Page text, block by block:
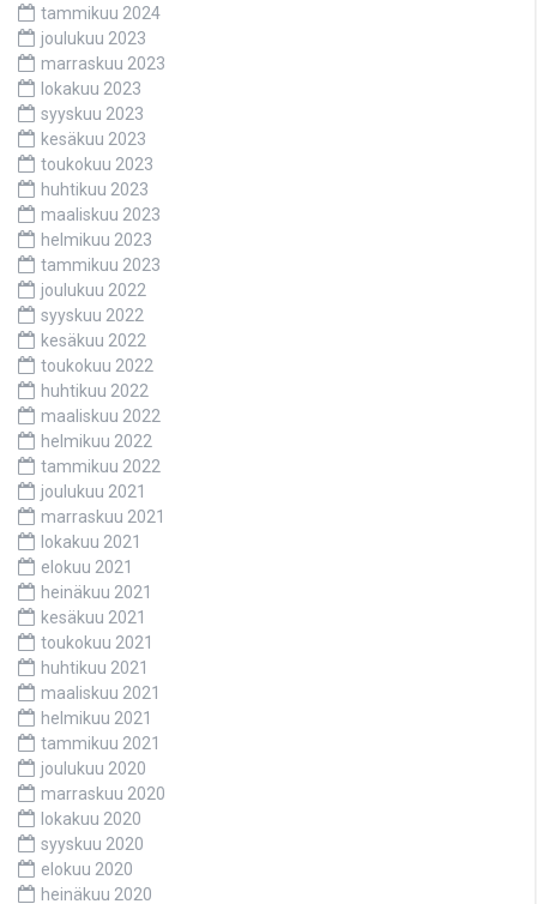
tammikuu 2024
joulukuu 2023
marraskuu 2023
lokakuu 2023
syyskuu 2023
kesäkuu 2023
toukokuu 2023
huhtikuu 2023
maaliskuu 2023
helmikuu 2023
tammikuu 2023
joulukuu 2022
syyskuu 2022
kesäkuu 2022
toukokuu 2022
huhtikuu 2022
maaliskuu 2022
helmikuu 2022
tammikuu 2022
joulukuu 2021
marraskuu 2021
lokakuu 2021
elokuu 2021
heinäkuu 2021
kesäkuu 2021
toukokuu 2021
huhtikuu 2021
maaliskuu 2021
helmikuu 2021
tammikuu 2021
joulukuu 2020
marraskuu 2020
lokakuu 2020
syyskuu 2020
elokuu 2020
heinäkuu 2020